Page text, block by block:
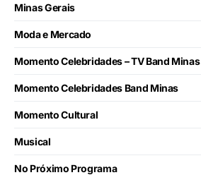
Minas Gerais
Moda e Mercado
Momento Celebridades – TV Band Minas
Momento Celebridades Band Minas
Momento Cultural
Musical
No Próximo Programa